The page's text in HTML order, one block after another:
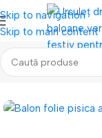
Skip to navigation
Skip to main content
Prima pagină/Baloane